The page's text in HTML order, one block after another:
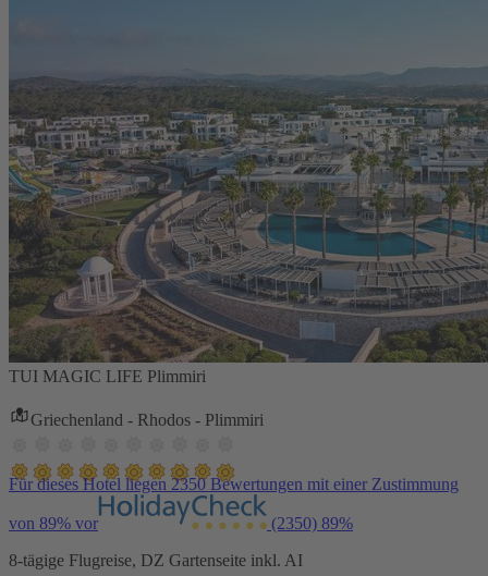
TUI MAGIC LIFE Plimmiri
Griechenland - Rhodos - Plimmiri
Für dieses Hotel liegen 2350 Bewertungen mit einer Zustimmung
von 89% vor (2350) 89%
8-tägige Flugreise, DZ Gartenseite inkl. AI